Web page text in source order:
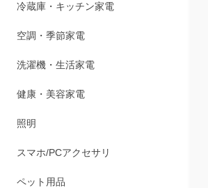
冷蔵庫・キッチン家電
空調・季節家電
洗濯機・生活家電
健康・美容家電
照明
スマホ/PCアクセサリ
ペット用品